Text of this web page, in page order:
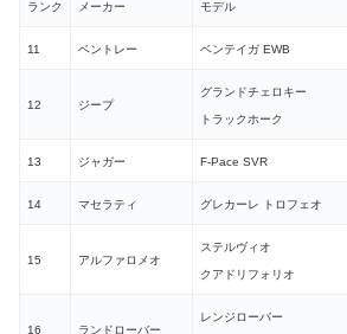
ランク メーカー モデル
11 ベントレー ベンテイガ EWB
12 ジープ
グランドチェロキー
トラックホーク
13 ジャガー F-Pace SVR
14 マセラティ グレカーレ トロフェオ
15 アルファロメオ
ステルヴィオ
クアドリフォリオ
16 ランドローバー
レンジローバー